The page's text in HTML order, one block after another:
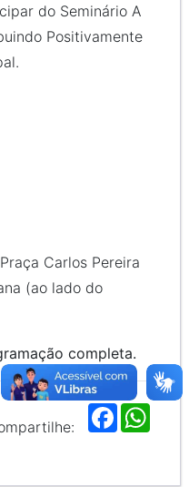
do Seminário A
Positivamente
Carlos Pereira
(ao lado do
completa.
F
a
o
A